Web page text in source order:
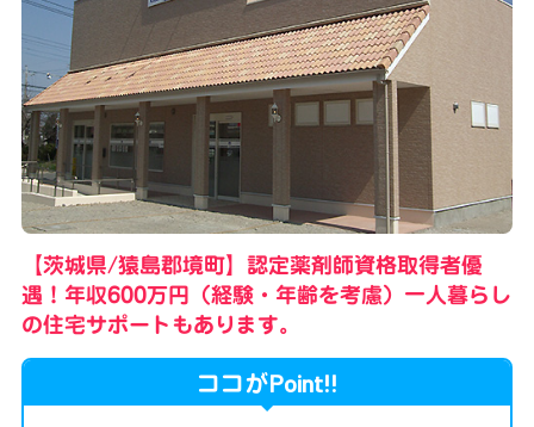
【茨城県/猿島郡境町】認定薬剤師資格取得者優
遇！年収600万円（経験・年齢を考慮）一人暮らし
の住宅サポートもあります。
ココがPoint!!